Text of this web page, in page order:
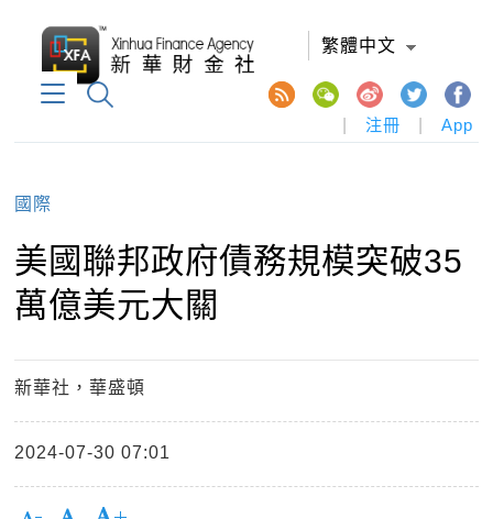
繁體中文
注冊 App
國際
美國聯邦政府債務規模突破35
萬億美元大關
新華社，華盛頓
2024-07-30 07:01